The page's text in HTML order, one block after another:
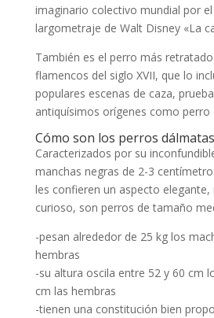
imaginario colectivo mundial por
largometraje de Walt Disney «La
También es el perro más
flamencos del siglo XVII, que lo
populares escenas de caza,
antiquísimos orígenes como perro
Cómo son los perros dálmatas
Caracterizados por su
manchas negras de 2-3
les confieren un aspecto
curioso, son perros de tamaño
-pesan alrededor de 25 kg los
hembras
-su altura oscila entre 52 y 60 cm
cm las hembras
-tienen una constitución bien